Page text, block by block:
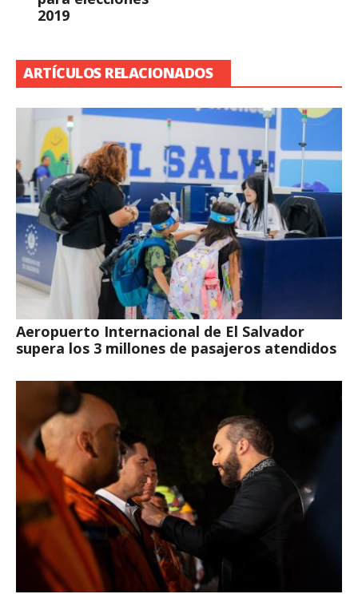
2019
ARTÍCULOS RELACIONADOS
Aeropuerto Internacional de El Salvador
supera los 3 millones de pasajeros atendidos